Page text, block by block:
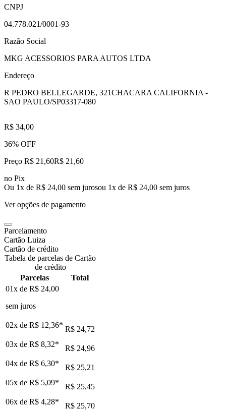
CNPJ
04.778.021/0001-93
Razão Social
MKG ACESSORIOS PARA AUTOS LTDA
Endereço
R PEDRO BELLEGARDE, 321CHACARA CALIFORNIA -
SAO PAULO/SP03317-080
R$ 34,00
36% OFF
Preço R$ 21,60R$ 21 ,60
no Pix
Ou 1x de R$ 24,00 sem jurosou 1x de R$ 24,00 sem juros
Ver opções de pagamento
Parcelamento
Cartão Luiza
Cartão de crédito
Tabela de parcelas de Cartão
de crédito
Parcelas
Total
01x de R$ 24,00
sem juros
02x de R$ 12,36* R$ 24,72
03x de R$ 8,32*
R$ 24,96
04x de R$ 6,30*
R$ 25,21
05x de R$ 5,09*
R$ 25,45
06x de R$ 4,28*
R$ 25,70